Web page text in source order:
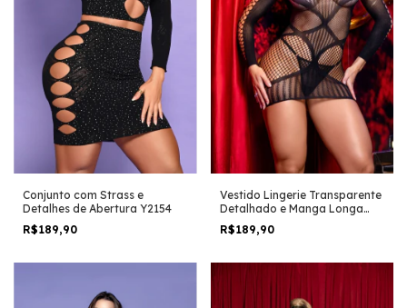
Conjunto com Strass e
Detalhes de Abertura Y2154
R$189,90
Vestido Lingerie Transparente
Detalhado e Manga Longa
Y6132
R$189,90